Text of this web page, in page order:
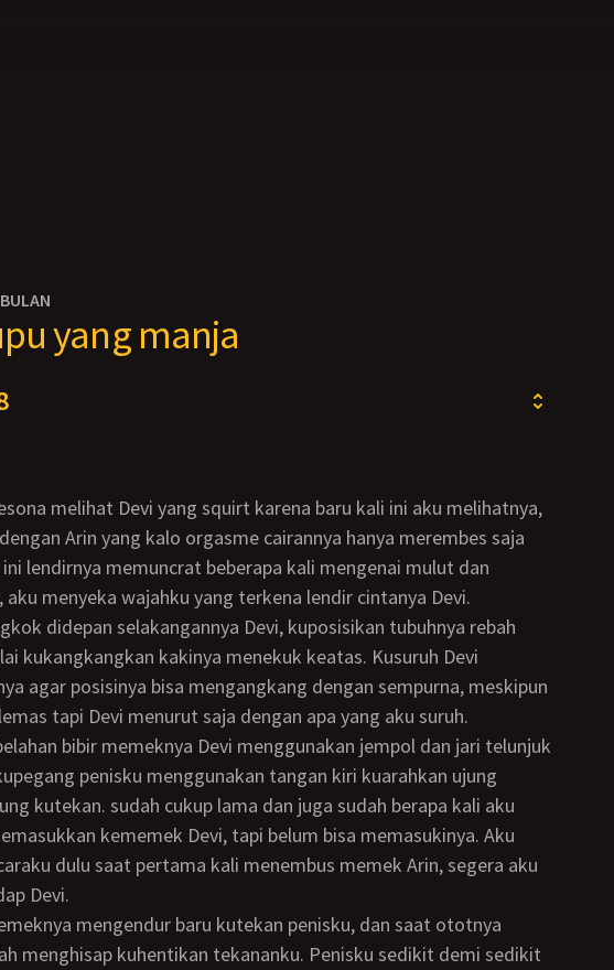
yang manja
Arin yang kalo orgasme cairannya hanya merembes saja
lendirnya memuncrat beberapa kali mengenai mulut dan
aku menyeka wajahku yang terkena lendir cintanya Devi.
kukangkangkan kakinya menekuk keatas. Kusuruh Devi
agar posisinya bisa mengangkang dengan sempurna, meskipun
tapi Devi menurut saja dengan apa yang aku suruh.
penisku menggunakan tangan kiri kuarahkan ujung
kutekan. sudah cukup lama dan juga sudah berapa kali aku
kememek Devi, tapi belum bisa memasukinya. Aku
dulu saat pertama kali menembus memek Arin, segera aku
Devi.
menghisap kuhentikan tekananku. Penisku sedikit demi sedikit